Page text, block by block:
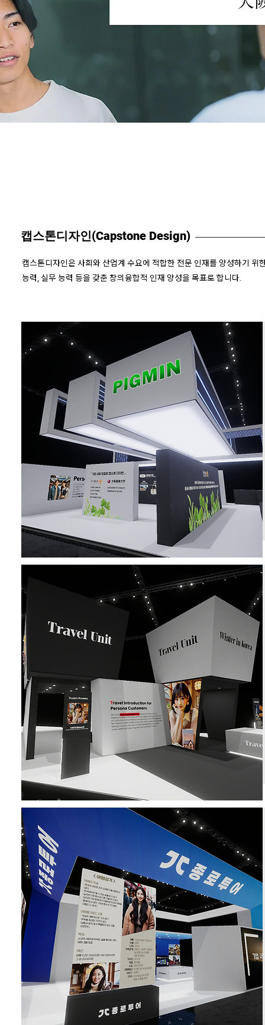
캡스톤디자인(Capstone Design)
캡스톤디자인은 사회와 산업계 수요에 적합한 전문 인재를 양성하기 위
능력, 실무 능력 등을 갖춘 창의융합적 인재 양성을 목표로 합니다.